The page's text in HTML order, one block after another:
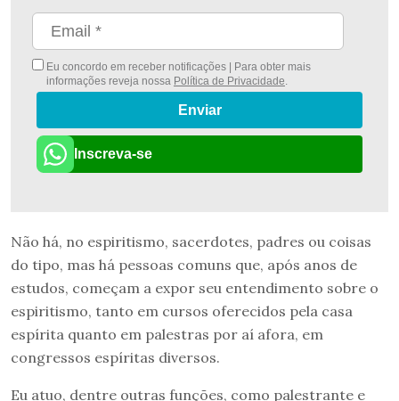
Eu concordo em receber notificações | Para obter mais
informações reveja nossa Política de Privacidade.
Enviar
Inscreva-se
Não há, no espiritismo, sacerdotes, padres ou coisas
do tipo, mas há pessoas comuns que, após anos de
estudos, começam a expor seu entendimento sobre o
espiritismo, tanto em cursos oferecidos pela casa
espírita quanto em palestras por aí afora, em
congressos espíritas diversos.
Eu atuo, dentre outras funções, como palestrante e